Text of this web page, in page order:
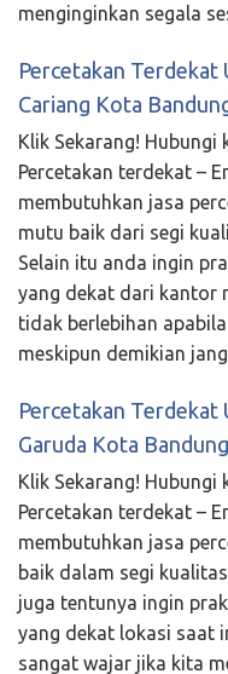
menginginkan segala
Percetakan Terdekat
Cariang Kota
Klik Sekarang!
Percetakan terdekat –
membutuhkan jasa
mutu baik dari segi
Selain itu anda ingin
yang dekat dari kantor
tidak berlebihan
meskipun demikian
Percetakan Terdekat
Garuda Kota
Klik Sekarang!
Percetakan terdekat –
membutuhkan jasa
baik dalam segi
juga tentunya ingin
yang dekat lokasi saat
sangat wajar jika kita